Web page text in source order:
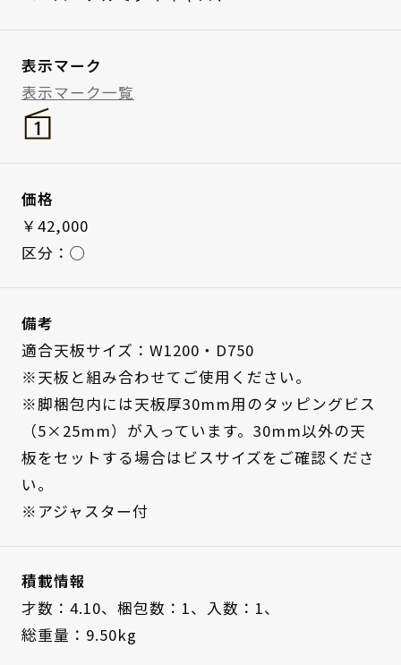
表示マーク
表示マーク一覧
価格
￥42,000
区分：◯
備考
適合天板サイズ：W1200・D750
※天板と組み合わせてご使用ください。
※脚梱包内には天板厚30mm用のタッピングビス
（5×25mm）が入っています。30mm以外の天
板をセットする場合はビスサイズをご確認くださ
い。
※アジャスター付
積載情報
才数：4.10、 梱包数：1、 入数：1、
総重量：9.50kg